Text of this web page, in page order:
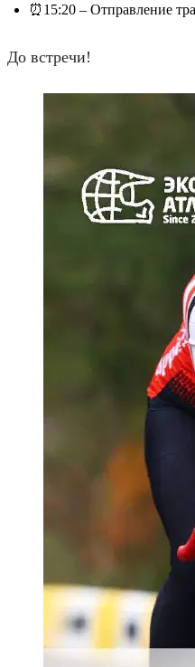
⏰15:20 – Отправление
До встречи!